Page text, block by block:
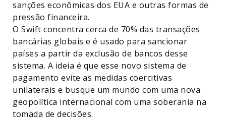
sanções econômicas dos EUA e outras formas de
pressão financeira.
O Swift concentra cerca de 70% das transações
bancárias globais e é usado para sancionar
países a partir da exclusão de bancos desse
sistema. A ideia é que esse novo sistema de
pagamento evite as medidas coercitivas
unilaterais e busque um mundo com uma nova
geopolítica internacional com uma soberania na
tomada de decisões.